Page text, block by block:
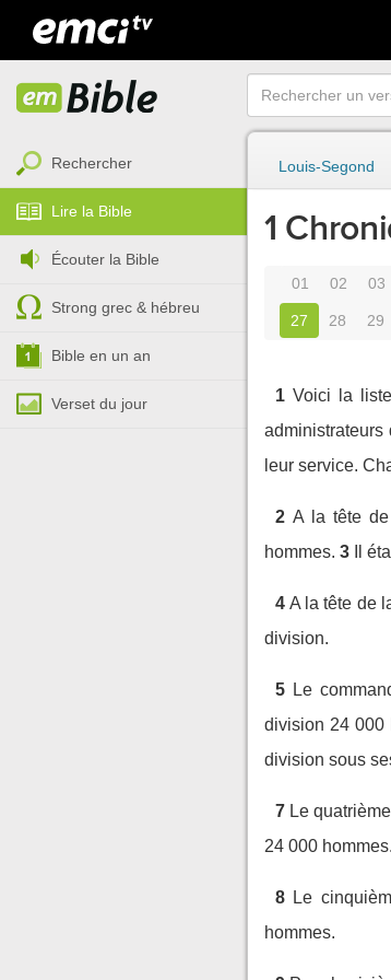
Rechercher
Lire la Bible
Écouter la Bible
Strong grec & hébreu
Bible en un an
Verset du jour
Louis-Segond
1
01 02 03
27 28 29
1 Voici la
leur service.
2 A la tête
hommes. 3 Il
4 A la tête de
division.
5 Le
division 24 000
division sous
7 Le
24 000 hommes.
8 Le
hommes.